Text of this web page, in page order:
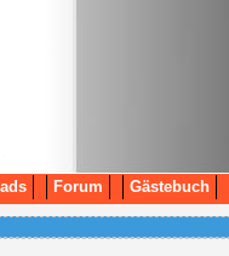
Forum Gästebuch